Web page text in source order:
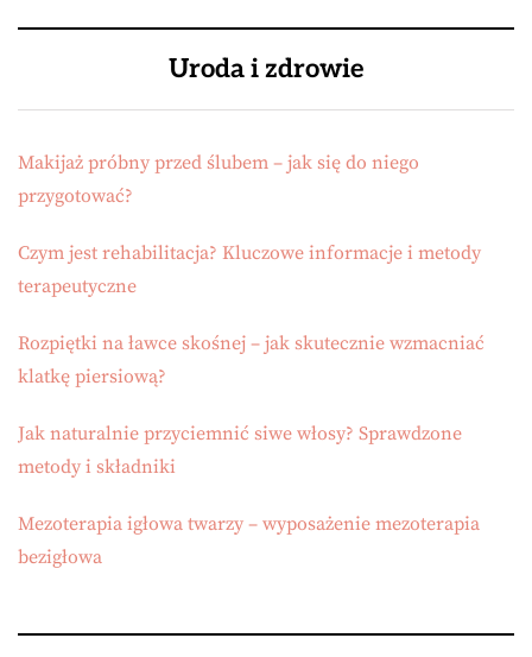
Uroda i zdrowie
Makijaż próbny przed ślubem – jak się do niego
przygotować?
Czym jest rehabilitacja? Kluczowe informacje i metody
terapeutyczne
Rozpiętki na ławce skośnej – jak skutecznie wzmacniać
klatkę piersiową?
Jak naturalnie przyciemnić siwe włosy? Sprawdzone
metody i składniki
Mezoterapia igłowa twarzy – wyposażenie mezoterapia
bezigłowa